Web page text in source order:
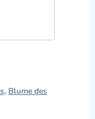
, Blume des